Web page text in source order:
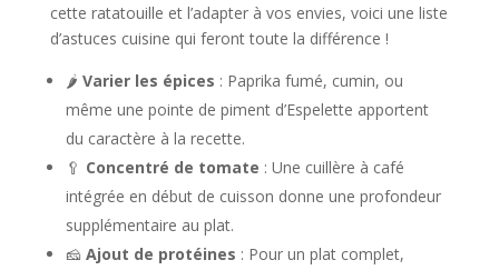
cette ratatouille et l’adapter à vos envies, voici une liste
d’astuces cuisine qui feront toute la différence !
🌶️ Varier les épices : Paprika fumé, cumin, ou
même une pointe de piment d’Espelette apportent
du caractère à la recette.
🥄 Concentré de tomate : Une cuillère à café
intégrée en début de cuisson donne une profondeur
supplémentaire au plat.
🧀 Ajout de protéines : Pour un plat complet,